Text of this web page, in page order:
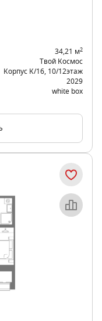
34,21 м2
Твой Космос
Корпус К/16 10/12этаж
2029
white box